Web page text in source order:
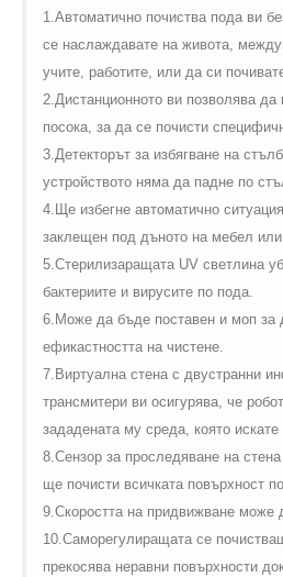
1.Автоматично почиства пода ви
се наслаждавате на живота,
учите, работите, или да си
2.Дистанционното ви позволява да
посока, за да се почисти
3.Детекторът за избягване на
устройството няма да падне по
4.Ще избегне автоматично
заклещен под дъното на мебел
5.Стерилизаращата UVсветлина
бактериите и вирусите по пода.
6.Може да бъде поставен и моп за
ефикастността на чистене.
7.Виртуална стена с двустранни
трансмитери ви осигурява, че
зададената му среда, която искате
8.Сензор за проследяване на
ще почисти всичката повърхност
9.Скоростта на придвижване може
10.Саморегулиращата се
прекосява неравни повърхности